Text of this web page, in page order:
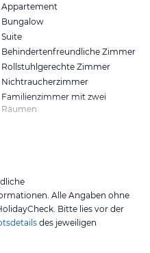
Appartement
Bungalow
Suite
Behindertenfreundliche Zimmer
Rollstuhlgerechte Zimmer
Nichtraucherzimmer
Familienzimmer mit zwei
Räumen
Alle Angaben ohne
Bitte lies vor der
des jeweiligen